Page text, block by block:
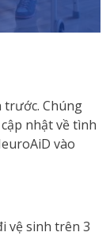
trước. Chúng
nhật về tình
vào
vệ sinh trên 3